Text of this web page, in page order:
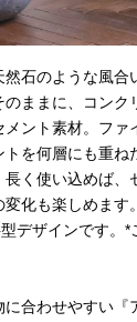
石のような風合
ままに、コンク
ント素材。ファ
を何層にも重ね
く使い込めば、
化も楽しめます。
デザインです。*
合わせやすい『